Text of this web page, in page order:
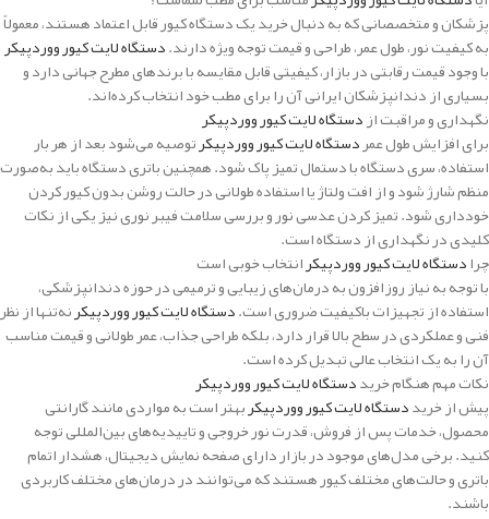
پزشکان و متخصصانی که به دنبال خرید یک دستگاه کیور قابل اعتماد هستند، معمولاً
به کیفیت نور، طول عمر، طراحی و قیمت توجه ویژه دارند.دستگاه لایت کیور ووردپیکر
با وجود قیمت رقابتی در بازار، کیفیتی قابل مقایسه با برندهای مطرح جهانی دارد و
بسیاری از دندانپزشکان ایرانی آن را برای مطب خود انتخاب کرده‌اند.
نگهداری و مراقبت ازدستگاه لایت کیور ووردپیکر
برای افزایش طول عمردستگاه لایت کیور ووردپیکرتوصیه می‌شود بعد از هر بار
استفاده، سری دستگاه با دستمال تمیز پاک شود. همچنین باتری دستگاه باید به‌صورت
منظم شارژ شود و از افت ولتاژ یا استفاده طولانی در حالت روشن بدون کیور کردن
خودداری شود. تمیز کردن عدسی نور و بررسی سلامت فیبر نوری نیز یکی از نکات
کلیدی در نگهداری از دستگاه است.
چرادستگاه لایت کیور ووردپیکرانتخاب خوبی است
با توجه به نیاز روزافزون به درمان‌های زیبایی و ترمیمی در حوزه دندانپزشکی،
استفاده از تجهیزات باکیفیت ضروری است.دستگاه لایت کیور ووردپیکرنه‌تنها از نظر
فنی و عملکردی در سطح بالا قرار دارد، بلکه طراحی جذاب، عمر طولانی و قیمت مناسب
آن را به یک انتخاب عالی تبدیل کرده است.
نکات مهم هنگام خریددستگاه لایت کیور ووردپیکر
پیش از خریددستگاه لایت کیور ووردپیکربهتر است به مواردی مانند گارانتی
محصول، خدمات پس از فروش، قدرت نور خروجی و تاییدیه‌های بین‌المللی توجه
کنید. برخی مدل‌های موجود در بازار دارای صفحه نمایش دیجیتال، هشدار اتمام
باتری و حالت‌های مختلف کیور هستند که می‌توانند در درمان‌های مختلف کاربردی
باشند.